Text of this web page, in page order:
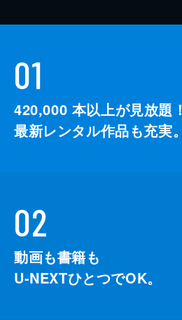
01
420,000 本以上が見放題！
最新レンタル作品も充実。
02
動画も書籍も
U-NEXTひとつでOK。